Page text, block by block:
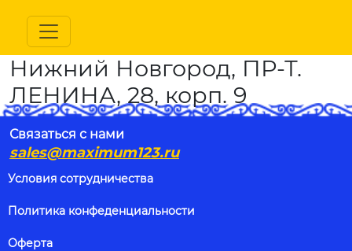
Нижний Новгород, ПР-Т.
ЛЕНИНА, 28, корп. 9
Связаться с нами
sales@maximum123.ru
Условия сотрудничества
Политика конфеденциальности
Оферта